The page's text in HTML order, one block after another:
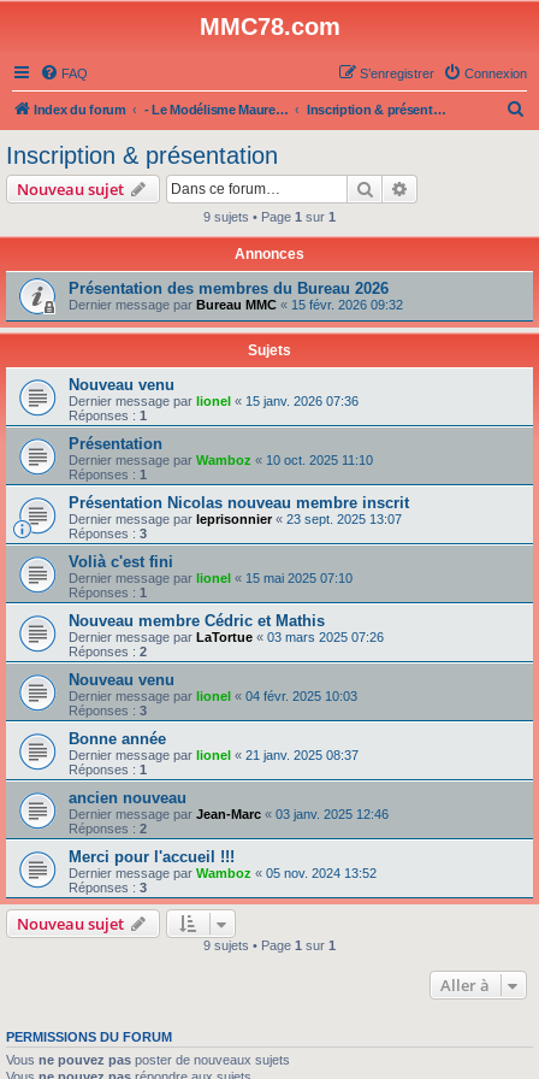
MMC78.com
FAQ Connexion
S’enregistrer
Index du forum - Le Modélisme Maurepas Club - Inscription & présentation
e
r
Inscription & présentation
Nouveau sujet Rechercher
9 sujets • Page 1 sur 1
Annonces
Présentation des membres du Bureau 2026
Dernier message par Bureau MMC « 15 févr. 2026 09:32
Sujets
Nouveau venu
Dernier message par lionel « 15 janv. 2026 07:36
Réponses : 1
Présentation
Dernier message par Wamboz « 10 oct. 2025 11:10
Réponses : 1
Présentation Nicolas nouveau membre inscrit
Dernier message par leprisonnier« 23 sept. 2025 13:07
Réponses : 3
Volià c'est fini
Dernier message par lionel « 15 mai 2025 07:10
Réponses : 1
Nouveau membre Cédric et Mathis
Dernier message par LaTortue « 03 mars 2025 07:26
Réponses : 2
Nouveau venu
Dernier message par lionel « 04 févr. 2025 10:03
Réponses : 3
Bonne année
Dernier message par lionel « 21 janv. 2025 08:37
Réponses : 1
ancien nouveau
Dernier message par Jean-Marc « 03 janv. 2025 12:46
Réponses : 2
Merci pour l'accueil !!!
Dernier message par Wamboz « 05 nov. 2024 13:52
Réponses : 3
Nouveau sujet
9 sujets • Page 1 sur 1
Aller à
PERMISSIONS DU FORUM
Vous ne pouvez pas poster de nouveaux sujets